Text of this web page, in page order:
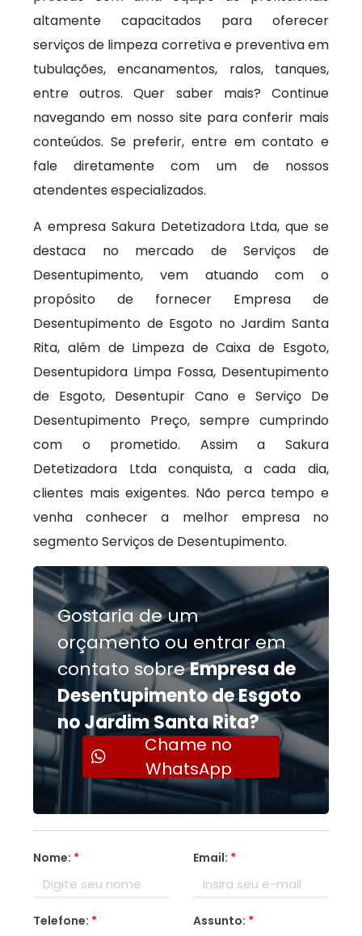
altamente capacitados para oferecer
serviços de limpeza corretiva e preventiva em
tubulações, encanamentos, ralos, tanques,
entre outros. Quer saber mais? Continue
navegando em nosso site para conferir mais
conteúdos. Se preferir, entre em contato e
fale diretamente com um de nossos
atendentes especializados.
A empresa Sakura Detetizadora Ltda, que se
destaca no mercado de Serviços de
Desentupimento, vem atuando com o
propósito de fornecer Empresa de
Desentupimento de Esgoto no Jardim Santa
Rita, além de Limpeza de Caixa de Esgoto,
Desentupidora Limpa Fossa, Desentupimento
de Esgoto, Desentupir Cano e Serviço De
Desentupimento Preço, sempre cumprindo
com o prometido. Assim a Sakura
Detetizadora Ltda conquista, a cada dia,
clientes mais exigentes. Não perca tempo e
venha conhecer a melhor empresa no
segmento Serviços de Desentupimento.
Gostaria de um
orçamento ou entrar em
contato sobreEmpresa de
Desentupimento de Esgoto
no Jardim Santa Rita?
Chame no
WhatsApp
Nome: * Email: *
Telefone: * Assunto: *